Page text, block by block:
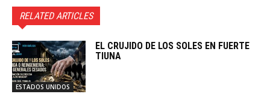
RELATED ARTICLES
ESTADOS UNIDOS
EL CRUJIDO DE LOS SOLES EN FUERTE
TIUNA